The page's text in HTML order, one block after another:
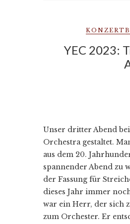
YEC 2023:
Unser dritter Abend
Orchestra gestaltet.
aus dem 20.
spannender Abend zu
der Fassung für
dieses Jahr immer
war ein Herr, der sich
zum Orchester. Er